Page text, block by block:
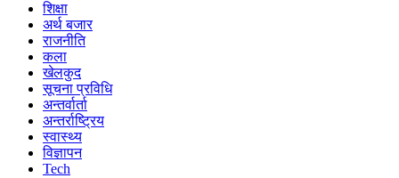
शिक्षा
अर्थ बजार
राजनीति
कला
खेलकुद
सूचना प्रविधि
अन्तर्वार्ता
अन्तर्राष्ट्रिय
स्वास्थ्य
विज्ञापन
Tech